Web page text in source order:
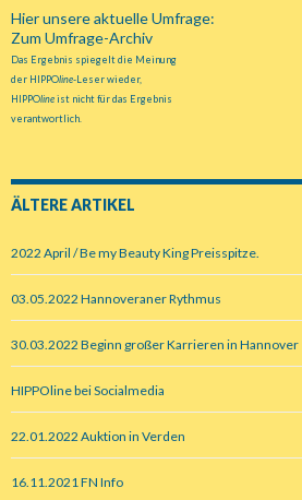
Hier unsere aktuelle Umfrage:
Zum Umfrage-Archiv
Das Ergebnis spiegelt die Meinung
der HIPPOline-Leser wieder,
HIPPOlineist nicht für das Ergebnis
verantwortlich.
ÄLTERE ARTIKEL
2022 April / Be my Beauty King Preisspitze.
03.05.2022 Hannoveraner Rythmus
30.03.2022 Beginn großer Karrieren in Hannover
HIPPOline bei Socialmedia
22.01.2022 Auktion in Verden
16.11.2021 FN Info